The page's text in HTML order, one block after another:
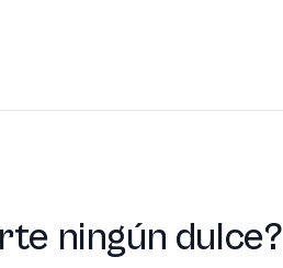
ningún dulce?